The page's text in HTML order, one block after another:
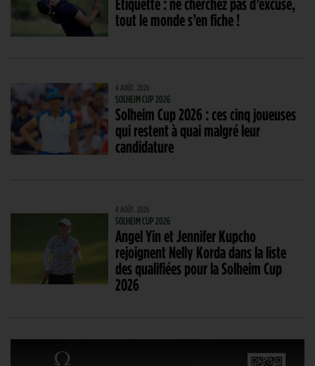
Etiquette : ne cherchez pas d’excuse,
tout le monde s’en fiche !
4 AOÛT. 2026
SOLHEIM CUP 2026
Solheim Cup 2026 : ces cinq joueuses
qui restent à quai malgré leur
candidature
4 AOÛT. 2026
SOLHEIM CUP 2026
Angel Yin et Jennifer Kupcho
rejoignent Nelly Korda dans la liste
des qualifiées pour la Solheim Cup
2026